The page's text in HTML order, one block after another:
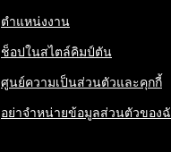
ตำแหน่งงาน
ช็อปในสไตล์คิมป์ตัน
ศูนย์ความเป็นส่วนตัวและคุกกี้
อย่าจำหน่ายข้อมูลส่วนตัวของ